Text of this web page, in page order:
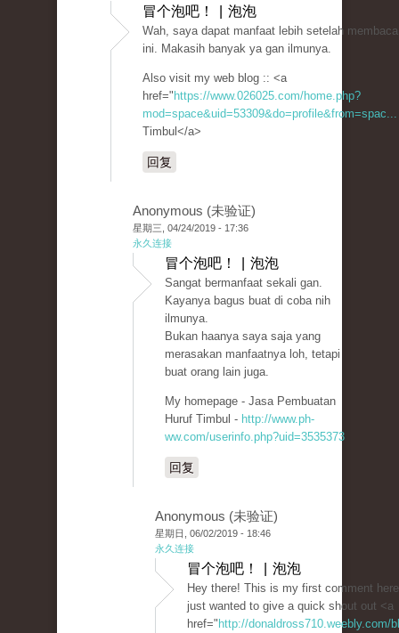
冒个泡吧！ | 泡泡
Wah, saya dapat manfaat lebih setelah
ini. Makasih banyak ya gan ilmunya.
Also visit my web blog :: <a
href=" https://www.026025.com/home.php?
mod=space&uid=53309&do=profile&from=spac...
Timbul</a>
回复
Anonymous (未验证)
星期三, 04/24/2019 - 17:36
永久连接
冒个泡吧！ | 泡泡
Sangat bermanfaat sekali gan.
Kayanya bagus buat di coba nih
ilmunya.
Bukan haanya saya saja yang
merasakan manfaatnya loh, tetapi
buat orang lain juga.
My homepage - Jasa Pembuatan
Huruf Timbul - http://www.ph-
ww.com/userinfo.php?uid=3535373
回复
Anonymous (未验证)
星期日, 06/02/2019 - 18:46
永久连接
冒个泡吧！ | 泡泡
Hey there! This is my first comment
just wanted to give a quick shout out <a
href=" http://donaldross710.weebly.com/